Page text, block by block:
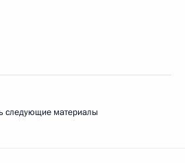
следующие материалы